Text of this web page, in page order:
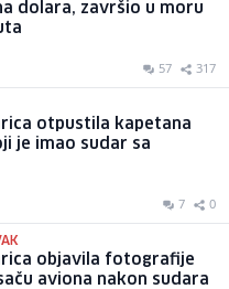
dolara, završio u moru
57 317
otpustila kapetana
je imao sudar sa
7 0
objavila fotografije
aviona nakon sudara